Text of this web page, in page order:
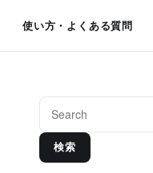
使い方・よくある質問
検索